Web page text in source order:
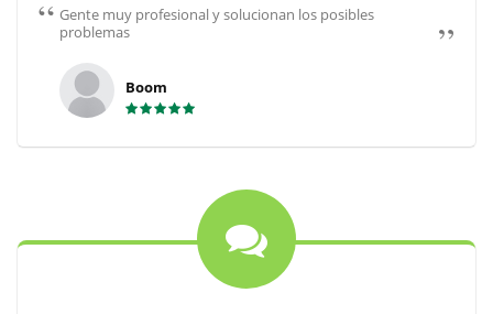
Gente muy profesional y solucionan los posibles
problemas
Boom